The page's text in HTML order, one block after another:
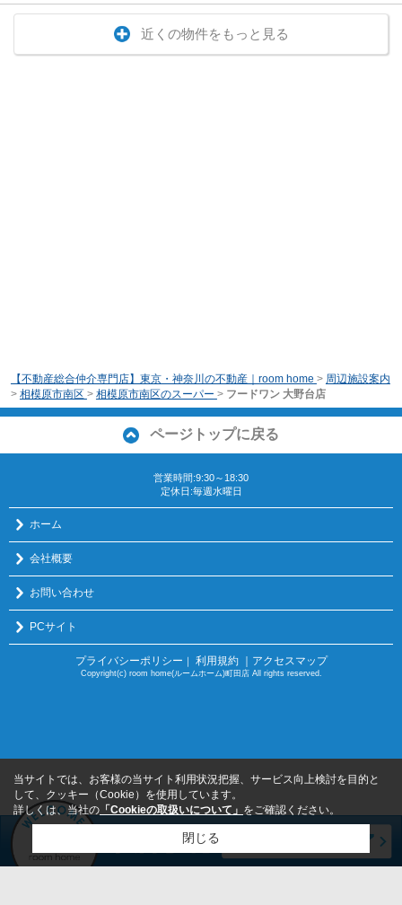
近くの物件をもっと見る
【不動産総合仲介専門店】東京・神奈川の不動産｜room home > 周辺施設案内
> 相模原市南区 > 相模原市南区のスーパー > フードワン 大野台店
ページトップに戻る
営業時間:9:30～18:30
定休日:毎週水曜日
ホーム
会社概要
お問い合わせ
PCサイト
プライバシーポリシー ｜ 利用規約 ｜アクセスマップ
Copyright(c) room home(ルームホーム)町田店 All rights reserved.
当サイトでは、お客様の当サイト利用状況把握、サービス向上検討を目的と
して、クッキー（Cookie）を使用しています。
詳しくは、当社の 「Cookieの取扱いについて」 をご確認ください。
閉じる